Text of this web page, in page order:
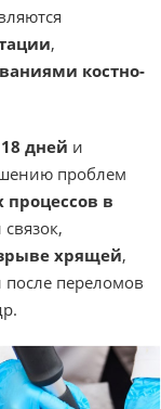
,
костно-
дней и
проблем
процессов в
хрящей,
после переломов